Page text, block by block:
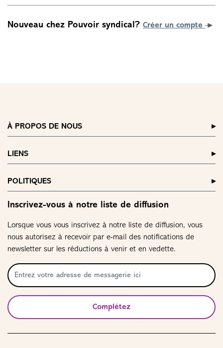
Nouveau chez Pouvoir syndical? Créer un compte
À PROPOS DE NOUS
LIENS
POLITIQUES
Inscrivez-vous à notre liste de diffusion
Lorsque vous vous inscrivez à notre liste de diffusion, vous
nous autorisez à recevoir par e-mail des notifications de
newsletter sur les réductions à venir et en vedette.
Complétez